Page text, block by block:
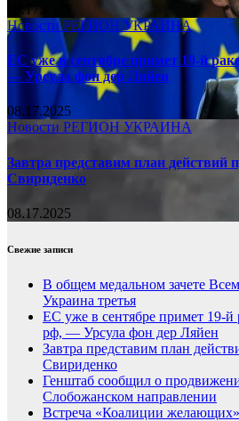
08.17.2025
НовостиРЕГИОНУКРАИНА
ЕС уже в сентябре примет 19-й
— Урсула фон дер Ляйен
08.17.2025
Новости РЕГИОН УКРАИНА
Завтра представим план действий
Свириденко
08.17.2025
Свежие записи
В общем медальном зачете
Украина третья
ЕС уже в сентябре примет 19-й
рф, — Урсула фон дер Ляйен
Завтра представим план
Свириденко
Генштаб сообщил о
Слобожанском направлении
Встреча «Коалиции желающих»